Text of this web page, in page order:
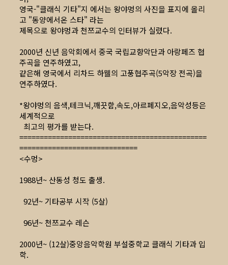
영국-"클래식 기타"지 에서는 왕야멍의 사진을 표지에 올리
고 "동양에서온 스타" 라는
제목으로 왕야멍과 천쯔교수의 인터뷰가 실렸다.
2000년 신년 음악회에서 중국 국립교향악단과 아랑페즈 협
주곡을 연주하였고,
같은해 영국에서 리차드 하웰의 고풍협주곡(5악장 전곡)을
연주하였다.
*왕야멍의 음색,테크닉,깨끗함,속도,아르페지오,음악성등은
세계적으로
최고의 평가를 받는다.
==============================================
=============================
<수멍>
1988년~ 산동성 청도 출생.
92년~ 기타공부 시작 (5살)
96년~ 천쯔교수 레슨
2000년~ (12살)중앙음악학원 부설중학교 클래식 기타과 입
학.